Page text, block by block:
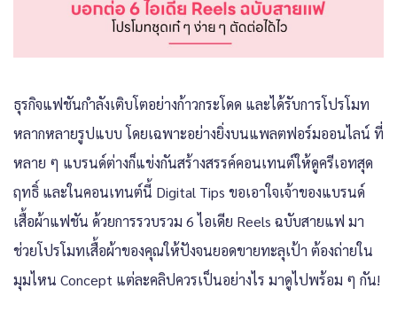
ธุรกิจแฟชันกำลังเติบโตอย่างก้าวกระโดด และได้รับการโปรโมท
หลากหลายรูปแบบ โดยเฉพาะอย่างยิ่งบนแพลตฟอร์มออนไลน์ ที่
หลาย ๆ แบรนด์ต่างก็แข่งกันสร้างสรรค์คอนเทนต์ให้ดูครีเอทสุด
ฤทธิ์ และในคอนเทนต์นี้ Digital Tips ขอเอาใจเจ้าของแบรนด์
เสื้อผ้าแฟชัน ด้วยการรวบรวม 6 ไอเดีย Reels ฉบับสายแฟ มา
ช่วยโปรโมทเสื้อผ้าของคุณให้ปังจนยอดขายทะลุเป้า ต้องถ่ายใน
มุมไหน Concept แต่ละคลิปควรเป็นอย่างไร มาดูไปพร้อม ๆ กัน!